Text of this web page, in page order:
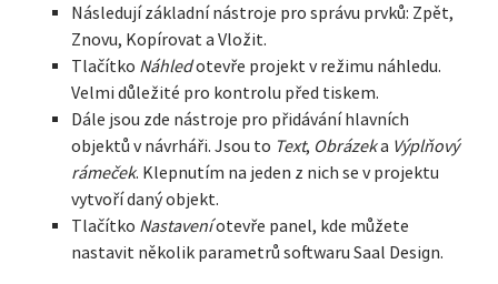
Následují základní nástroje pro správu prvků: Zpět,
Znovu, Kopírovat a Vložit.
Tlačítko Náhledotevře projekt v režimu náhledu.
Velmi důležité pro kontrolu před tiskem.
Dále jsou zde nástroje pro přidávání hlavních
objektů v návrháři. Jsou to Text, Obrázeka Výplňový
rámeček. Klepnutím na jeden z nich se v projektu
vytvoří daný objekt.
Tlačítko Nastaveníotevře panel, kde můžete
nastavit několik parametrů softwaru Saal Design.